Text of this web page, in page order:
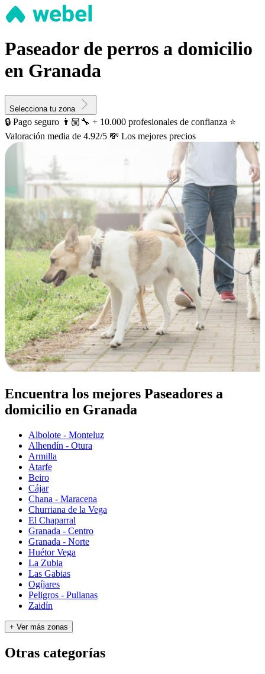
Paseador de perros a domicilio
en Granada
Selecciona tu zona
🔒 Pago seguro 👨🏼‍🔧 + 10.000 profesionales de confianza ⭐️
Valoración media de 4.92/5 💸 Los mejores precios
Encuentra los mejores Paseadores a
domicilio en Granada
Albolote - Monteluz
Alhendín - Otura
Armilla
Atarfe
Beiro
Cájar
Chana - Maracena
Churriana de la Vega
El Chaparral
Granada - Centro
Granada - Norte
Huétor Vega
La Zubia
Las Gabias
Ogíjares
Peligros - Pulianas
Zaidín
+ Ver más zonas
Otras categorías